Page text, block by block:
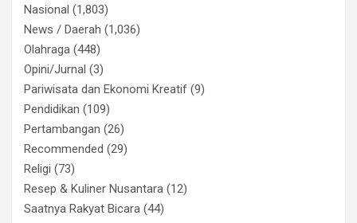
Nasional (1,803)
News / Daerah (1,036)
Olahraga (448)
Opini/Jurnal (3)
Pariwisata dan Ekonomi Kreatif (9)
Pendidikan (109)
Pertambangan (26)
Recommended (29)
Religi (73)
Resep & Kuliner Nusantara (12)
Saatnya Rakyat Bicara (44)